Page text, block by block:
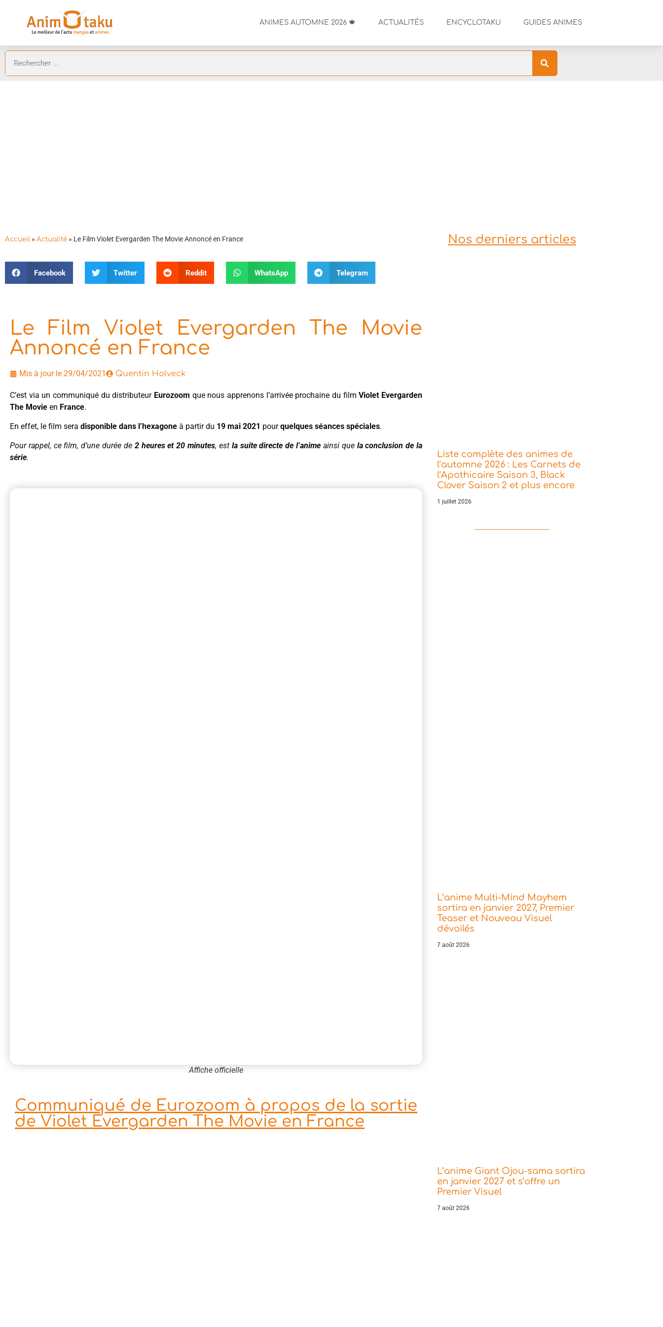
ANIMES AUTOMNE 2026 🍁 ACTUALITÉS ENCYCLOTAKU GUIDES ANIMES
Accueil » Actualité » Le Film Violet Evergarden The Movie Annoncé en France
Facebook Twitter Reddit WhatsApp Telegram
Le Film Violet Evergarden The Movie
Annoncé en France
Mis à jour le 29/04/2021 Quentin Holveck
C’est via un communiqué du distributeur Eurozoom que nous apprenons l’arrivée prochaine du filmViolet Evergarden
The Movie en France.
En effet, le film sera disponible dans l’hexagone à partir du 19 mai 2021 pourquelques séances spéciales.
Pour rappel, ce film, d’une durée de 2 heures et 20 minutes, est la suite directe de l’anime ainsi que la conclusion de la
série.
Affiche officielle
Communiqué de Eurozoom à propos de la sortie
de Violet Evergarden The Movie en France
Nos derniers articles
Liste complète des animes de
l’automne 2026 : Les Carnets de
l’Apothicaire Saison 3, Black
Clover Saison 2 et plus encore
1 juillet 2026
L’anime Multi-Mind Mayhem
sortira en janvier 2027, Premier
Teaser et Nouveau Visuel
dévoilés
7 août 2026
L’anime Giant Ojou-sama sortira
en janvier 2027 et s’offre un
Premier Visuel
7 août 2026